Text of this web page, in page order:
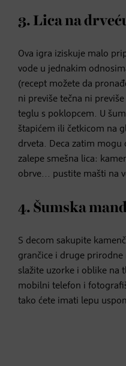
3. Lica na
Ova igra iziskuje malo
vode u jednakim
(recept možete da
ni previše tečna ni
teglu s poklopcem. U
štapićem ili četkicom na
drveta. Deca zatim
zalepe smešna lica:
obrve... pustite mašti na
4. Šumska
S decom sakupite
grančice i druge
slažite uzorke i oblike na
mobilni telefon i
tako ćete imati lepu